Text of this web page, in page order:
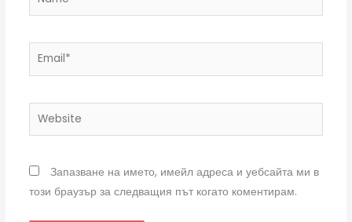
Email*
Website
Запазване на името, имейл адреса и уебсайта ми в
този браузър за следващия път когато коментирам.